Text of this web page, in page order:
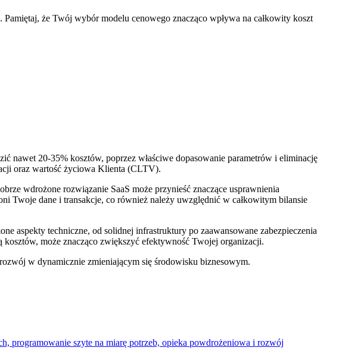
że Twój wybór modelu cenowego znacząco wpływa na całkowity koszt
nawet 20-35% kosztów, poprzez właściwe dopasowanie parametrów i eliminację
oraz wartość życiowa Klienta (CLTV).
wdrożone rozwiązanie SaaS może przynieść znaczące usprawnienia
Twoje dane i transakcje, co również należy uwzględnić w całkowitym bilansie
aspekty techniczne, od solidnej infrastruktury po zaawansowane zabezpieczenia
kosztów, może znacząco zwiększyć efektywność Twojej organizacji.
w dynamicznie zmieniającym się środowisku biznesowym.
programowanie szyte na miarę potrzeb, opieka powdrożeniowa i rozwój